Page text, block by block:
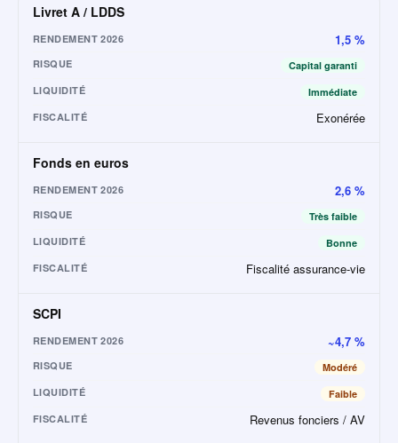
Livret A / LDDS
RENDEMENT 2026 1,5 %
RISQUE
Capital garanti
LIQUIDITÉ
Immédiate
FISCALITÉ
Exonérée
Fonds en euros
RENDEMENT 2026 2,6 %
RISQUE
Très faible
LIQUIDITÉ
Bonne
FISCALITÉ
Fiscalité assurance-vie
SCPI
RENDEMENT 2026 ~4,7 %
RISQUE
Modéré
LIQUIDITÉ
Faible
FISCALITÉ
Revenus fonciers / AV